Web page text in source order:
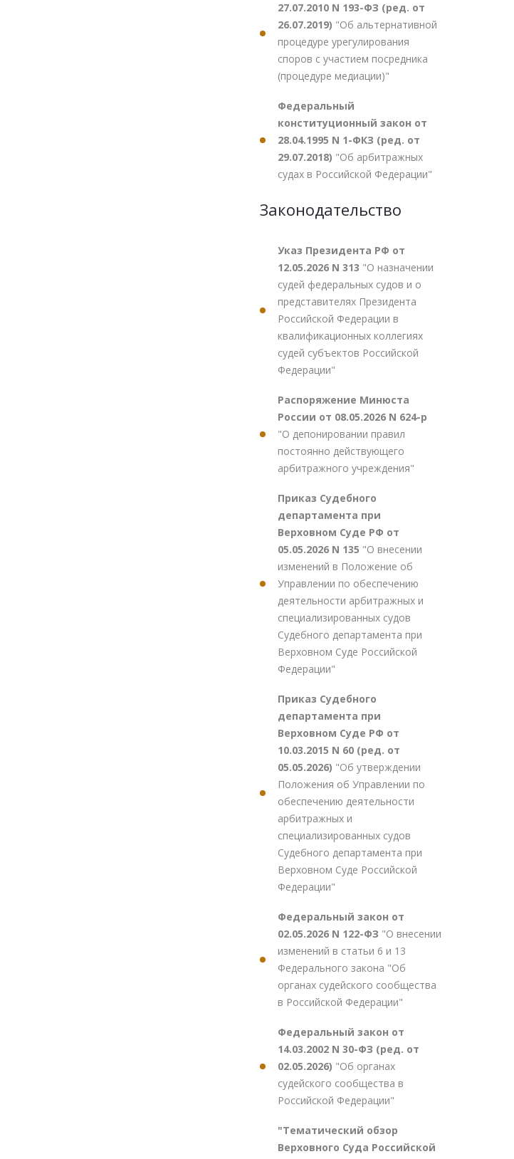
27.07.2010 N 193-ФЗ (ред. от
26.07.2019) "Об альтернативной
процедуре урегулирования
споров с участием посредника
(процедуре медиации)"
Федеральный
конституционный закон от
28.04.1995 N 1-ФКЗ (ред. от
29.07.2018) "Об арбитражных
судах в Российской Федерации"
Законодательство
Указ Президента РФ от
12.05.2026 N 313 "О назначении
судей федеральных судов и о
представителях Президента
Российской Федерации в
квалификационных коллегиях
судей субъектов Российской
Федерации"
Распоряжение Минюста
России от 08.05.2026 N 624-р
"О депонировании правил
постоянно действующего
арбитражного учреждения"
Приказ Судебного
департамента при
Верховном Суде РФ от
05.05.2026 N 135 "О внесении
изменений в Положение об
Управлении по обеспечению
деятельности арбитражных и
специализированных судов
Судебного департамента при
Верховном Суде Российской
Федерации"
Приказ Судебного
департамента при
Верховном Суде РФ от
10.03.2015 N 60 (ред. от
05.05.2026) "Об утверждении
Положения об Управлении по
обеспечению деятельности
арбитражных и
специализированных судов
Судебного департамента при
Верховном Суде Российской
Федерации"
Федеральный закон от
02.05.2026 N 122-ФЗ "О внесении
изменений в статьи 6 и 13
Федерального закона "Об
органах судейского сообщества
в Российской Федерации"
Федеральный закон от
14.03.2002 N 30-ФЗ (ред. от
02.05.2026) "Об органах
судейского сообщества в
Российской Федерации"
"Тематический обзор
Верховного Суда Российской